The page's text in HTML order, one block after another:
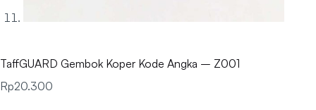
TaffGUARD Gembok Koper Kode Angka – Z001
Rp20.300